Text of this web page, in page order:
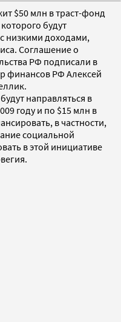
$50 млн в траст-фонд
будут
низкими доходами,
Соглашение о
РФ подписали в
финансов РФ Алексей
направляться в
году и по $15 млн в
в частности,
социальной
в этой инициативе